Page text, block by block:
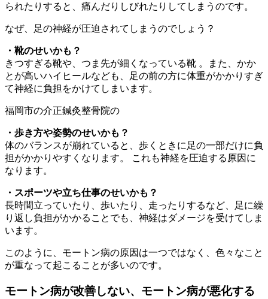
られたりすると、痛んだりしびれたりしてしまうのです。
なぜ、足の神経が圧迫されてしまうのでしょう？
・靴のせいかも？
きつすぎる靴や、つま先が細くなっている靴 。また、かか
とが高いハイヒールなども、足の前の方に体重がかかりすぎ
て神経に負担をかけてしまいます。
・歩き方や姿勢のせいかも？
体のバランスが崩れていると、歩くときに足の一部だけに負
担がかかりやすくなります。 これも神経を圧迫する原因に
なります。
・スポーツや立ち仕事のせいかも？
長時間立っていたり、歩いたり、走ったりするなど、足に繰
り返し負担がかかることでも、神経はダメージを受けてしま
います。
このように、モートン病の原因は一つではなく、色々なこと
が重なって起こることが多いのです。
モートン病が改善しない、モートン病が悪化する